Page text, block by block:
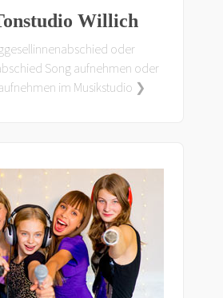
Willich
oder
Song aufnehmen oder
im Musikstudio ❯